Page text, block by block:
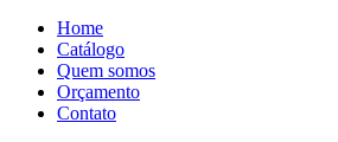
Home
Catálogo
Quem somos
Orçamento
Contato